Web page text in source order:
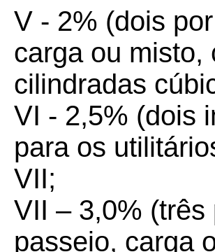
V - 2% (dois
carga ou misto,
cilindradas
VI - 2,5% (dois
para os
VII;
VII – 3,0%
passeio, carga